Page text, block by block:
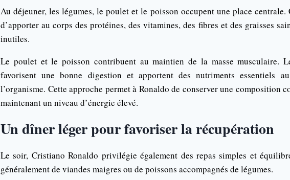
Au déjeuner, les légumes, le poulet et le poisson occupent une place centrale.
d’apporter au corps des protéines, des vitamines, des fibres et des graisses
inutiles.
Le poulet et le poisson contribuent au maintien de la masse musculaire.
favorisent une bonne digestion et apportent des nutriments essentiels
l’organisme. Cette approche permet à Ronaldo de conserver une composition
maintenant un niveau d’énergie élevé.
Un dîner léger pour favoriser la récupération
Le soir, Cristiano Ronaldo privilégie également des repas simples et
généralement de viandes maigres ou de poissons accompagnés de légumes.